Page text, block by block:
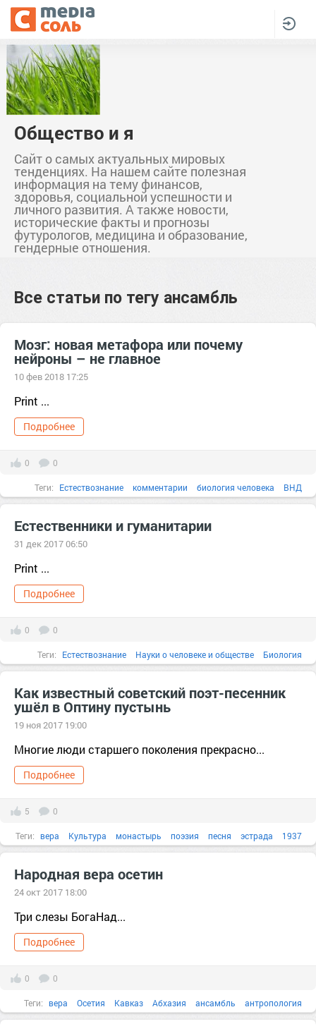
Общество и я
Сайт о самых актуальных мировых
тенденциях. На нашем сайте полезная
информация на тему финансов,
здоровья, социальной успешности и
личного развития. А также новости,
исторические факты и прогнозы
футурологов, медицина и образование,
гендерные отношения.
Все статьи по тегу ансамбль
Мозг: новая метафора или почему
нейроны – не главное
10 фев 2018 17:25
Print ...
Подробнее
0 0
Теги: Естествознание комментарии биология человека ВНД
Естественники и гуманитарии
31 дек 2017 06:50
Print ...
Подробнее
0 0
Теги: Естествознание Науки о человеке и обществе Биология
понимание Философия эволюция
Как известный советский поэт-песенник
ушёл в Оптину пустынь
19 ноя 2017 19:00
Многие люди старшего поколения прекрасно...
Подробнее
5 0
Теги: вера Культура монастырь поэзия песня эстрада 1937
Народная вера осетин
24 окт 2017 18:00
Три слезы БогаНад...
Подробнее
0 0
Теги: вера Осетия Кавказ Абхазия ансамбль антропология